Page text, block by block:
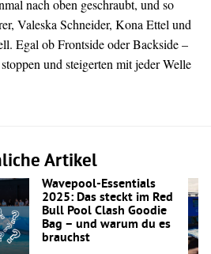
nach oben geschraubt, und so
Valeska Schneider, Kona Ettel und
Egal ob Frontside oder Backside –
und steigerten mit jeder Welle
Artikel
Wavepool-Essentials
2025: Das steckt im Red
Bull Pool Clash Goodie
Bag – und warum du es
brauchst